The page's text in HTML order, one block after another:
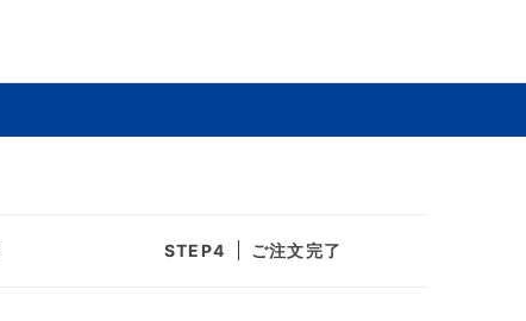
ご注文完了